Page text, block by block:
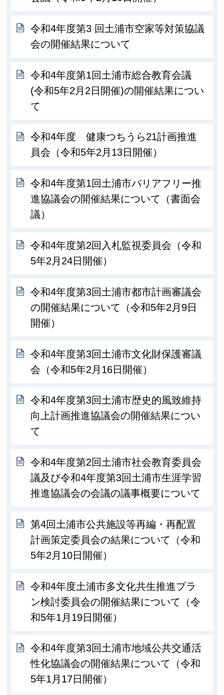
令和4年度第3 回土浦市空家等対策協議
会の開催結果について
令和4年度第1回土浦市総合教育会議
(令和5年2月2日開催)の開催結果につい
て
令和4年度 健康つちうら21計画推進
員会（令和5年2月13日開催）
令和4年度第1回土浦市バリアフリー推
進協議会の開催結果について（書面会
議）
令和4年度第2回入札監視委員会（令和
5年2月24日開催）
令和4年度第3回土浦市都市計画審議会
の開催結果について（令和5年2月9日
開催）
令和4年度第3回土浦市文化財保護審議
会（令和5年2月16日開催）
令和4年度第3回土浦市歴史的風致維持
向上計画推進協議会の開催結果につい
て
令和4年度第2回土浦市社会教育委員会
議及び令和4年度第3回土浦市生涯学習
推進協議会の会議の議事概要について
第4回土浦市公共施設等再編・再配置
計画策定委員会の結果について（令和
5年2月10日開催）
令和4年度土浦市多文化共生推進プラ
ン検討委員会の開催結果について（令
和5年1月19日開催）
令和4年度第3回土浦市地域公共交通活
性化協議会の開催結果について（令和
5年1月17日開催）